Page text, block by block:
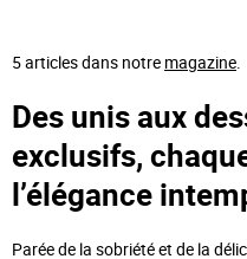
5 articles dans notre magazine.
Des unis aux
exclusifs,
l’élégance
Parée de la sobriété et de la